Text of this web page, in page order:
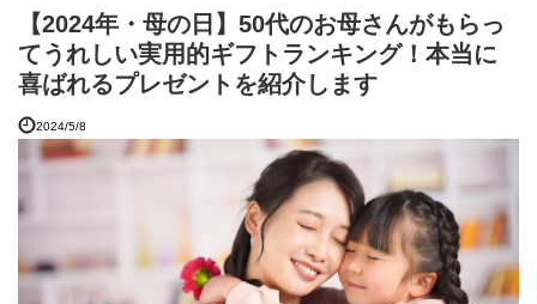
【2024年・母の日】50代のお母さんがもらっ
てうれしい実用的ギフトランキング！本当に
喜ばれるプレゼントを紹介します
2024/5/8